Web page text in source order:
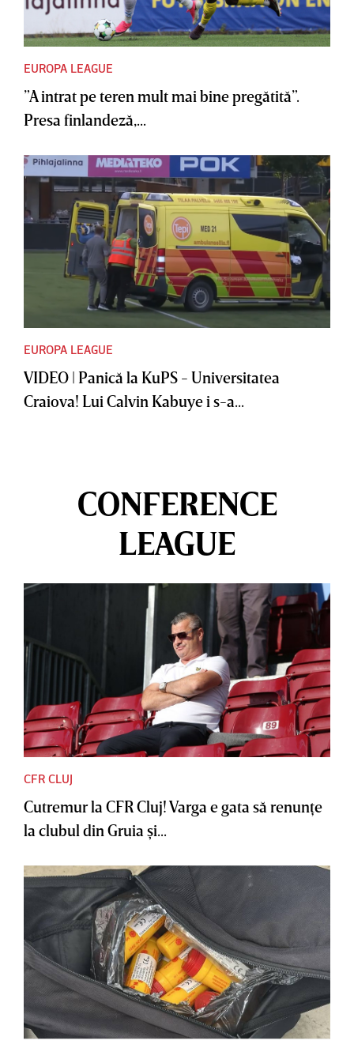
EUROPA LEAGUE
”A intrat pe teren mult mai bine pregătită”.
Presa finlandeză,...
EUROPA LEAGUE
VIDEO | Panică la KuPS - Universitatea
Craiova! Lui Calvin Kabuye i s-a...
CONFERENCE
LEAGUE
CFR CLUJ
Cutremur la CFR Cluj! Varga e gata să renunţe
la clubul din Gruia şi...